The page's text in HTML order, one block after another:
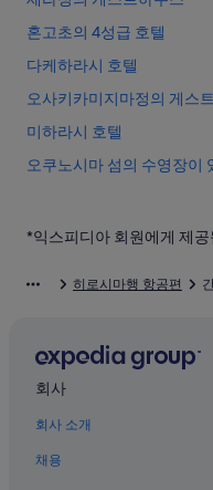
혼고초의 4성급 호텔
다케하라시 호텔
오사키카미지마정의 게스
미하라시 호텔
오쿠노시마 섬의 수영장이
다케하라 역 근처 호텔
히가시히로시마 카자하야
히로시마대학교 근처 호텔
카모츠루 사케양조장 근처
히가시히로시마의 4성급 호
다케하라 요시나 역 근처 호
*익스피디아 회원에게 제
히로시마행 항공편
회사
회사 소개
채용